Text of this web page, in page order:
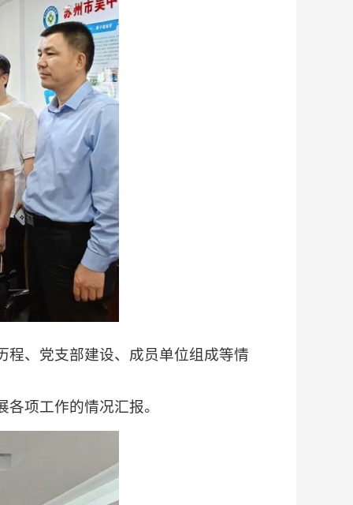
、党支部建设、成员单位组成等情
项工作的情况汇报。